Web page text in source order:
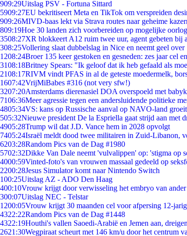
909:29Uitslag PSV - Fortuna Sittard
5909:27EU bekritiseert Meta en TikTok om verspreiden
909:26MIVD-baas lekt via Strava routes naar geheime
809:19Hoe 30 landen zich voorbereiden op mogelijke
3508:27XR blokkeert A12 ruim twee uur, agent gebeten bij
308:25Vollering slaat dubbelslag in Nice en neemt geel over
1208:24Broer 135 keer gestoken en gesneden: zes jaar cel
3108:18Britney Spears: "Ik geloof dat ik heb gefaald als
2108:17RIVM vindt PFAS in al de geteste moedermelk,
1607:42VrijMiBabes #316 (not very sfw!)
3207:20Amsterdams dierenasiel DOA overspoeld met
7106:36Meer agressie tegen een andersluidende politieke
4805:34VS: kans op Russische aanval op NAVO-land
505:32Nieuwe president De la Espriella gaat strijd aan met
4905:28Trump wil dat J.D. Vance hem in 2028 opvolgt
7405:24Israël meldt dood twee militairen in Zuid-Libanon,
6203:28Random Pics van de Dag #1980
5702:32Dikke Van Dale neemt 'vulvalippen' op: 'stigma op
4000:59Vinted-foto's van vrouwen massaal gedeeld op
2200:28Jesus Simulator komt naar Nintendo Switch
100:25Uitslag AZ - ADO Den Haag
400:10Vrouw krijgt door verwisseling het embryo van
300:07Uitslag NEC - Telstar
1200:05Vrouw krijgt 30 maanden cel voor afpersing 12-
4322:22Random Pics van de Dag #1448
4322:19Houthi's vallen Saoedi-Arabië en Jemen aan,
2621:30Wegpiraat scheurt met 146 km/u door het centrum